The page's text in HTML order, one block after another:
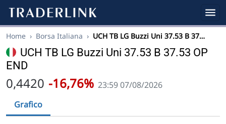
Home › Borsa Italiana › UCH TB LG Buzzi Uni 37.53 B 37…
UCH TB LG Buzzi Uni 37.53 B 37.53 OP
END
0,4420 -16,76% 23:59 07/08/2026
Grafico